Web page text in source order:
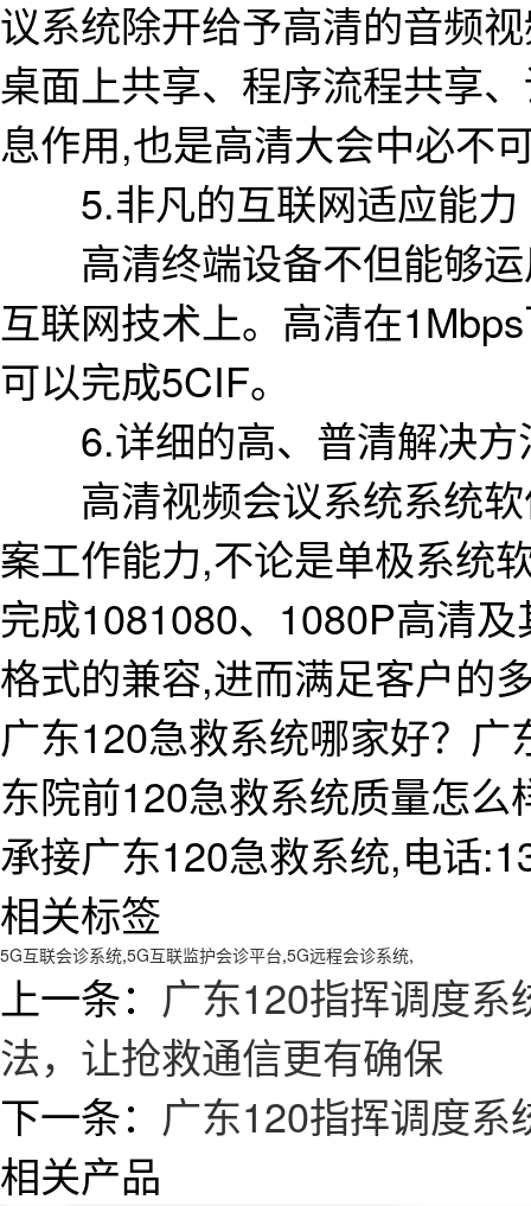
议系统除开给予高清的音频
桌面上共享、程序流程共享
息作用,也是高清大会中必不
5.非凡的互联网适应能力
高清终端设备不但能够运
互联网技术上。高清在
可以完成5CIF。
6.详细的高、普清解决方
高清视频会议系统系统软
案工作能力,不论是单极系统
完成1081080、1080P高清
格式的兼容,进而满足客户的
广东120急救系统哪家好？
东院前120急救系统质量怎
承接广东120急救系统,电话
相关标签
5G互联会诊系统,5G互联监护会诊平台,5G远程会诊系统,
上一条： 广东120指挥调度
法，让抢救通信更有确保
下一条： 广东120指挥调度
相关产品